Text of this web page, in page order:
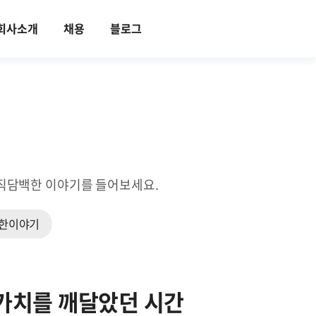
사소개 채용 블로그
백한 이야기를 들어보세요.
이야기
를 깨달았던 시간